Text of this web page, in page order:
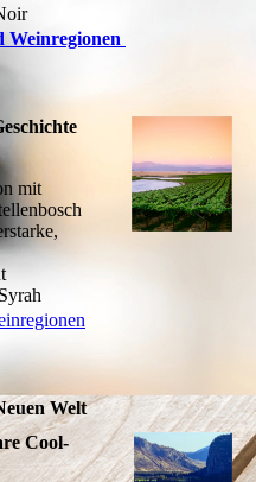
Weinregionen
mit
Welt
Cool-